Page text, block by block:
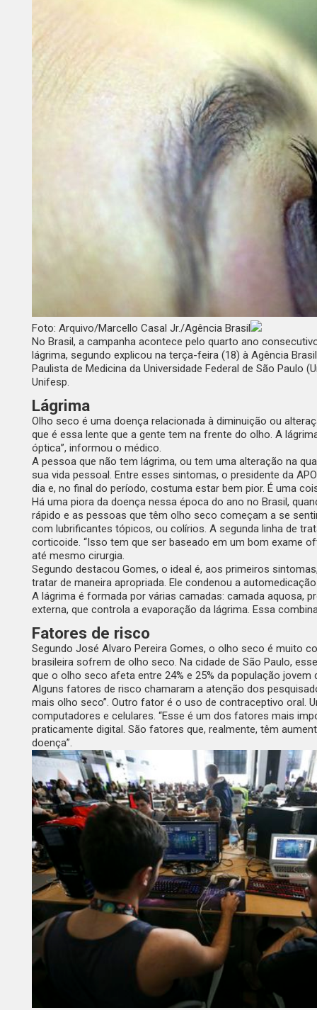
Foto: Arquivo/Marcello Casal Jr./Agência Brasil
No Brasil, a campanha acontece pelo quarto ano
lágrima, segundo explicou na terça-feira (18) à Agência Brasil
Paulista de Medicina da Universidade Federal de São
Unifesp.
Lágrima
Olho seco é uma doença relacionada à diminuição ou
que é essa lente que a gente tem na frente do olho. A
óptica”, informou o médico.
A pessoa que não tem lágrima, ou tem uma alteração na
sua vida pessoal. Entre esses sintomas, o presidente da
dia e, no final do período, costuma estar bem pior. É uma
Há uma piora da doença nessa época do ano no Brasil,
rápido e as pessoas que têm olho seco começam a se
com lubrificantes tópicos, ou colírios. A segunda linha de
corticoide. “Isso tem que ser baseado em um bom exame
até mesmo cirurgia.
Segundo destacou Gomes, o ideal é, aos primeiros
tratar de maneira apropriada. Ele condenou a
A lágrima é formada por várias camadas: camada aquosa,
externa, que controla a evaporação da lágrima. Essa
Fatores de risco
Segundo José Alvaro Pereira Gomes, o olho seco é muito
brasileira sofrem de olho seco. Na cidade de São Paulo,
que o olho seco afeta entre 24% e 25% da população jovem
Alguns fatores de risco chamaram a atenção dos
mais olho seco”. Outro fator é o uso de contraceptivo oral.
computadores e celulares. “Esse é um dos fatores mais
praticamente digital. São fatores que, realmente, têm
doença”.